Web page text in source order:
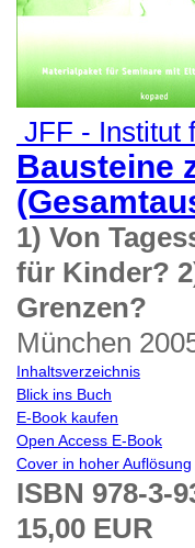
JFF - Institut
Bausteine
1) Von
für Kinder?
Grenzen?
München
Inhaltsverzeichnis
Blick ins Buch
E-Book kaufen
Open Access E-Book
Cover in hoher Auflösung
ISBN 978-3-
15,00 EUR